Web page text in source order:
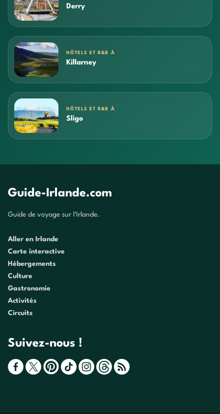
Derry
HÔTELS ET B&B À
Killarney
HÔTELS ET B&B À
Sligo
Guide-Irlande.com
Guide de voyage sur l'Irlande.
Aller en Irlande
Carte interactive
Hébergements
Culture
Gastronomie
Activités
Circuits
Suivez-nous !